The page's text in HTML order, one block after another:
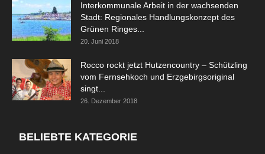
Interkommunale Arbeit in der wachsenden
Stadt: Regionales Handlungskonzept des
Grünen Ringes...
20. Juni 2018
Rocco rockt jetzt Hutzencountry – Schützling
vom Fernsehkoch und Erzgebirgsoriginal
singt...
26. Dezember 2018
BELIEBTE KATEGORIE